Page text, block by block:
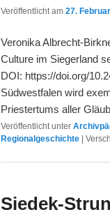
Veröffentlicht am27.
Veronika Albrecht-
Culture im Siegerland
DOI: https://doi.org/
Südwestfalen wird
Priestertums aller
Veröffentlicht unter
Regionalgeschichte
|
Siedek-